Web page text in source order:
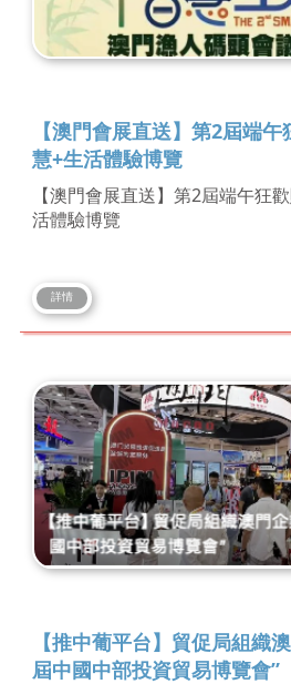
【澳門會展直送】第2屆端
慧+生活體驗博覽
【澳門會展直送】第2屆端午狂
活體驗博覽
詳情
【推中葡平台】貿促局組織
屆中國中部投資貿易博覽會”